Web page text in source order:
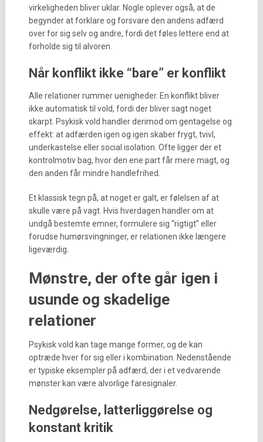
virkeligheden bliver uklar. Nogle oplever også, at de
begynder at forklare og forsvare den andens adfærd
over for sig selv og andre, fordi det føles lettere end at
forholde sig til alvoren.
Når konflikt ikke “bare” er konflikt
Alle relationer rummer uenigheder. En konflikt bliver
ikke automatisk til vold, fordi der bliver sagt noget
skarpt. Psykisk vold handler derimod om gentagelse og
effekt: at adfærden igen og igen skaber frygt, tvivl,
underkastelse eller social isolation. Ofte ligger der et
kontrolmotiv bag, hvor den ene part får mere magt, og
den anden får mindre handlefrihed.
Et klassisk tegn på, at noget er galt, er følelsen af at
skulle være på vagt. Hvis hverdagen handler om at
undgå bestemte emner, formulere sig “rigtigt” eller
forudse humørsvingninger, er relationen ikke længere
ligeværdig.
Mønstre, der ofte går igen i
usunde og skadelige
relationer
Psykisk vold kan tage mange former, og de kan
optræde hver for sig eller i kombination. Nedenstående
er typiske eksempler på adfærd, der i et vedvarende
mønster kan være alvorlige faresignaler.
Nedgørelse, latterliggørelse og
konstant kritik